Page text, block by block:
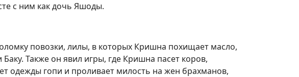
с ним как дочь Яшоды.
повозки, лилы, в которых Кришна похищает масло,
Баку. Также он явил игры, где Кришна пасет коров,
одежды гопи и проливает милость на жен брахманов,